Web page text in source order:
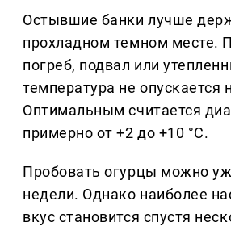
Остывшие банки лучше
прохладном темном месте.
погреб, подвал или
температура не опускается
Оптимальным считается
примерно от +2 до +10 °C.
Пробовать огурцы можно
недели. Однако наиболее
вкус становится спустя